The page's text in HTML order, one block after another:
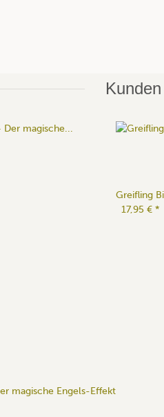
magische Engels-Effekt
Greifling
17,95 € *